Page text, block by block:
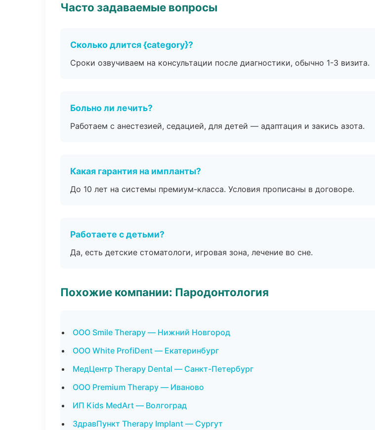
Часто задаваемые вопросы
Сколько длится {category}?
Сроки озвучиваем на консультации после диагностики, обычно 1-3 визита.
Больно ли лечить?
Работаем с анестезией, седацией, для детей — адаптация и закись азота.
Какая гарантия на импланты?
До 10 лет на системы премиум-класса. Условия прописаны в договоре.
Работаете с детьми?
Да, есть детские стоматологи, игровая зона, лечение во сне.
Похожие компании: Пародонтология
ООО Smile Therapy — Нижний Новгород
ООО White ProfiDent — Екатеринбург
МедЦентр Therapy Dental — Санкт-Петербург
ООО Premium Therapy — Иваново
ИП Kids MedArt — Волгоград
ЗдравПункт Therapy Implant — Сургут